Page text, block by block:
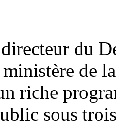
du
de
riche
sous